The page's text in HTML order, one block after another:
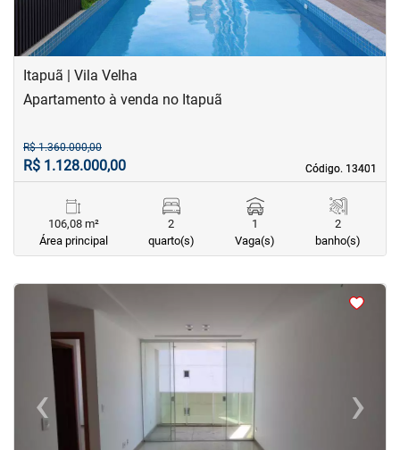
Itapuã | Vila Velha
Código. 13401
Código. 13401
Apartamento à venda no Itapuã
R$ 1.360.000,00
R$ 1.128.000,00
106,08 m²
Área principal
2
quarto(s)
1
Vaga(s)
2
banho(s)
<
‹Previous ›Next